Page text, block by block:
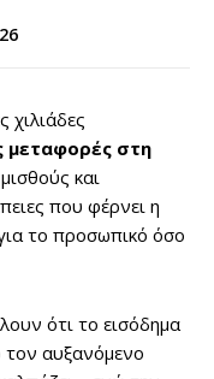
μεταφορές στη
και
που φέρνει η
το προσωπικό όσο
ότι το εισόδημα
τον αυξανόμενο